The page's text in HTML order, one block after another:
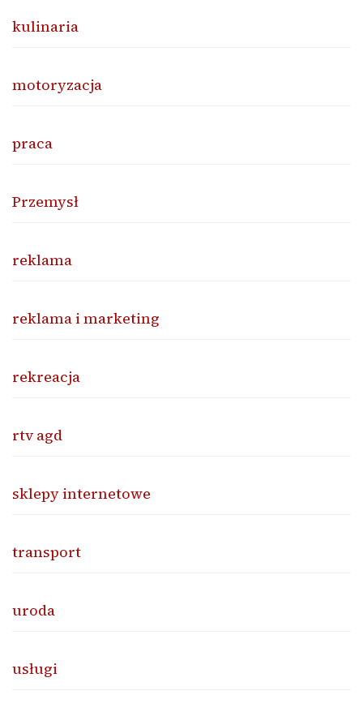
kulinaria
motoryzacja
praca
Przemysł
reklama
reklama i marketing
rekreacja
rtv agd
sklepy internetowe
transport
uroda
usługi